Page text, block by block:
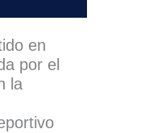
en
por el
la